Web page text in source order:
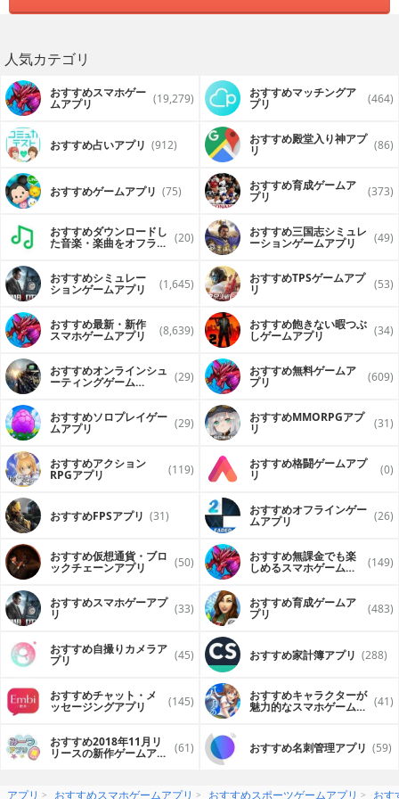
人気カテゴリ
おすすめスマホゲー
ムアプリ (19,279) おすすめマッチングア
プリ (464)
おすすめ占いアプリ (912) おすすめ殿堂入り神アプ
リ (86)
おすすめゲームアプリ (75) おすすめ育成ゲームア
プリ (373)
おすすめダウンロードし
た音楽・楽曲をオフライ (20) おすすめ三国志シミュレ
ーションゲームアプリ (49)
おすすめシミュレー
ションゲームアプリ (1,645) おすすめTPSゲームアプ
リ (53)
おすすめ最新・新作
スマホゲームアプリ (8,639) おすすめ飽きない暇つぶ
しゲームアプリ (34)
おすすめオンラインシュ
ーティングゲーム (29) おすすめ無料ゲームア
プリ (609)
おすすめソロプレイゲー
ムアプリ (29) おすすめ MMORPGアプ
リ (31)
おすすめアクション
RPGアプリ (119) おすすめ格闘ゲームアプ
リ (0)
おすすめFPSアプリ (31) おすすめオフラインゲー
ムアプリ (26)
おすすめ仮想通貨・ブロ
ックチェーンアプリ (50) おすすめ無課金でも楽
しめるスマホゲームア (149)
おすすめスマホゲーアプ
リ (33) おすすめ育成ゲームア
プリ (483)
おすすめ自撮りカメラア
プリ (45) おすすめ家計簿アプリ (288)
おすすめチャット・メ
ッセージングアプリ (145) おすすめキャラクターが
魅力的なスマホゲームア (41)
おすすめ2018年11月リ
リースの新作ゲームアプ (61) おすすめ名刺管理アプリ (59)
アプリ おすすめスマホゲームアプリ おすすめスポーツゲームアプリ おす